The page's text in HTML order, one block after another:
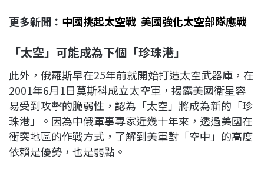
更多新聞： 中國挑起太空戰 美國強化太空部隊應戰
「太空」可能成為下個「珍珠港」
此外，俄羅斯早在25年前就開始打造太空武器庫，在
2001年6月1日莫斯科成立太空軍，揭露美國衛星容
易受到攻擊的脆弱性，認為「太空」將成為新的「珍
珠港」。因為中俄軍事專家近幾十年來，透過美國在
衝突地區的作戰方式，了解到美軍對「空中」的高度
依賴是優勢，也是弱點。